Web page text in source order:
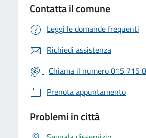
Contatta il comune
Leggi le domande frequenti
Richiedi assistenza
Chiama il numero 015 715
Prenota appuntamento
Problemi in città